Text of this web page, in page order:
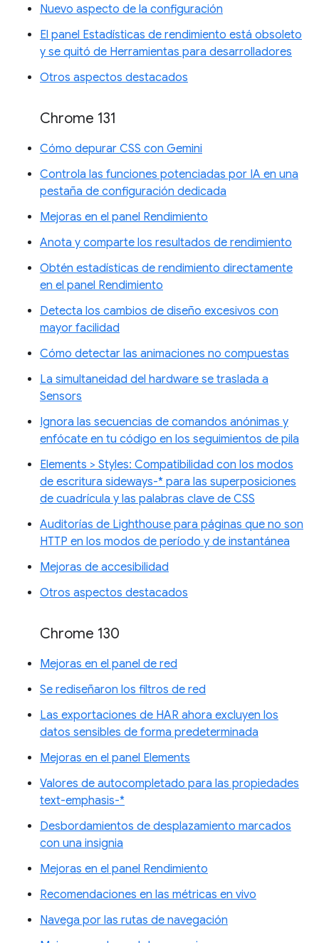
Nuevo aspecto de la configuración
El panel Estadísticas de rendimiento está obsoleto
y se quitó de Herramientas para desarrolladores
Otros aspectos destacados
Chrome 131
Cómo depurar CSS con Gemini
Controla las funciones potenciadas por IA en una
pestaña de configuración dedicada
Mejoras en el panel Rendimiento
Anota y comparte los resultados de rendimiento
Obtén estadísticas de rendimiento directamente
en el panel Rendimiento
Detecta los cambios de diseño excesivos con
mayor facilidad
Cómo detectar las animaciones no compuestas
La simultaneidad del hardware se traslada a
Sensors
Ignora las secuencias de comandos anónimas y
enfócate en tu código en los seguimientos de pila
Elements > Styles: Compatibilidad con los modos
de escritura sideways-* para las superposiciones
de cuadrícula y las palabras clave de CSS
Auditorías de Lighthouse para páginas que no son
HTTP en los modos de período y de instantánea
Mejoras de accesibilidad
Otros aspectos destacados
Chrome 130
Mejoras en el panel de red
Se rediseñaron los filtros de red
Las exportaciones de HAR ahora excluyen los
datos sensibles de forma predeterminada
Mejoras en el panel Elements
Valores de autocompletado para las propiedades
text-emphasis-*
Desbordamientos de desplazamiento marcados
con una insignia
Mejoras en el panel Rendimiento
Recomendaciones en las métricas en vivo
Navega por las rutas de navegación